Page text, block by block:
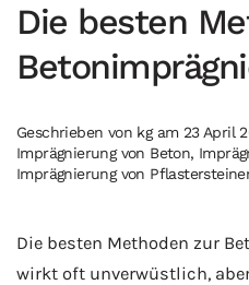
Die besten
Geschrieben von kgam 23 April
Imprägnierung von Beton,
Imprägnierung von
Die besten Methoden zur
wirkt oft unverwüstlich,